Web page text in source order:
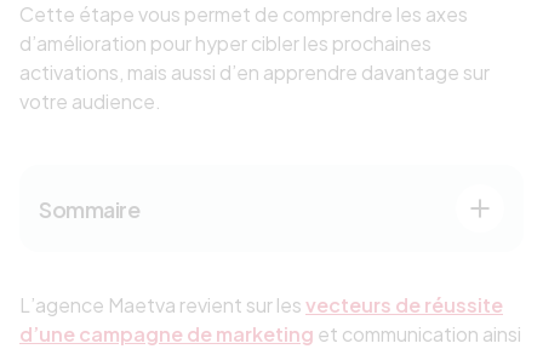
Cette étape vous permet de comprendre les axes
d’amélioration pour hyper cibler les prochaines
activations, mais aussi d’en apprendre davantage sur
votre audience.
Sommaire
L’agence Maetva revient sur lesvecteurs de réussite
d’une campagne de marketing et communication ainsi